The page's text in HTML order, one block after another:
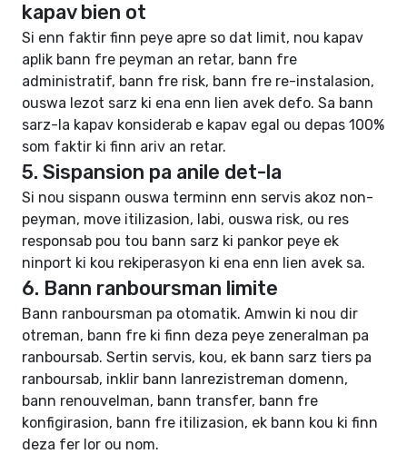
kapav bien ot
Si enn faktir finn peye apre so dat limit, nou kapav
aplik bann fre peyman an retar, bann fre
administratif, bann fre risk, bann fre re-instalasion,
ouswa lezot sarz ki ena enn lien avek defo. Sa bann
sarz-la kapav konsiderab e kapav egal ou depas 100%
som faktir ki finn ariv an retar.
5. Sispansion pa anile det-la
Si nou sispann ouswa terminn enn servis akoz non-
peyman, move itilizasion, labi, ouswa risk, ou res
responsab pou tou bann sarz ki pankor peye ek
ninport ki kou rekiperasyon ki ena enn lien avek sa.
6. Bann ranboursman limite
Bann ranboursman pa otomatik. Amwin ki nou dir
otreman, bann fre ki finn deza peye zeneralman pa
ranboursab. Sertin servis, kou, ek bann sarz tiers pa
ranboursab, inklir bann lanrezistreman domenn,
bann renouvelman, bann transfer, bann fre
konfigirasion, bann fre itilizasion, ek bann kou ki finn
deza fer lor ou nom.